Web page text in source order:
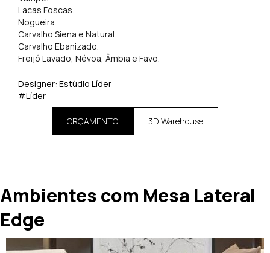
Lacas Foscas.
Nogueira.
Carvalho Siena e Natural.
Carvalho Ebanizado.
Freijó Lavado, Névoa, Âmbia e Favo.
Designer: Estúdio Líder
#Líder
ORÇAMENTO 3D Warehouse
Ambientes com Mesa Lateral
Edge